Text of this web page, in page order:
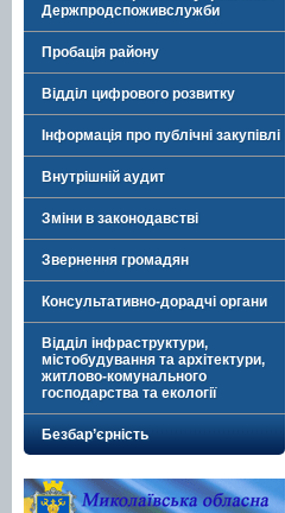
Держпродспоживслужби
Пробація району
Відділ цифрового розвитку
Інформація про публічні закупівлі
Внутрішній аудит
Зміни в законодавстві
Звернення громадян
Консультативно-дорадчі органи
Відділ інфраструктури,
містобудування та архітектури,
житлово-комунального
господарства та екології
Безбар’єрність